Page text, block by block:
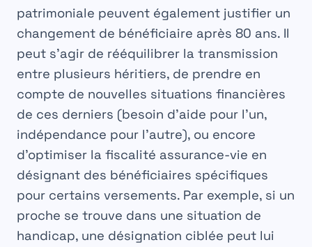
patrimoniale peuvent également justifier un
changement de bénéficiaire après 80 ans. Il
peut s’agir de rééquilibrer la transmission
entre plusieurs héritiers, de prendre en
compte de nouvelles situations financières
de ces derniers (besoin d’aide pour l’un,
indépendance pour l’autre), ou encore
d’optimiser la fiscalité assurance-vie en
désignant des bénéficiaires spécifiques
pour certains versements. Par exemple, si un
proche se trouve dans une situation de
handicap, une désignation ciblée peut lui